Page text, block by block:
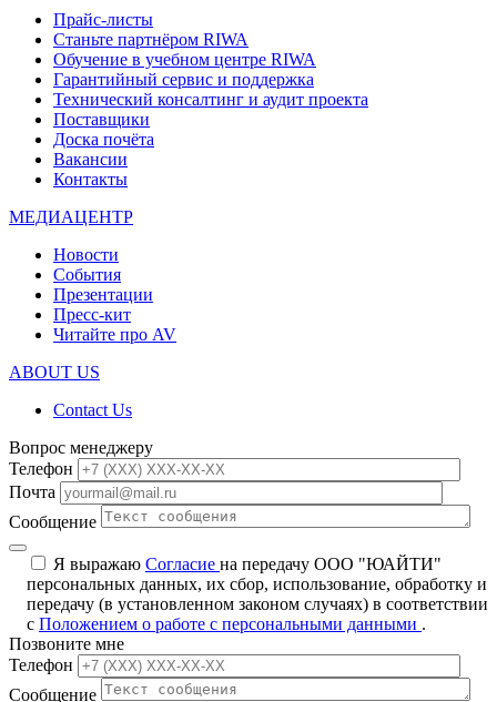
Прайс-листы
Станьте партнёром RIWA
Обучение в учебном центре RIWA
Гарантийный сервис и поддержка
Технический консалтинг и аудит проекта
Поставщики
Доска почёта
Вакансии
Контакты
МЕДИАЦЕНТР
Новости
События
Презентации
Пресс-кит
Читайте про AV
ABOUT US
Contact Us
Вопрос менеджеру
Телефон
Почта
Сообщение
Я выражаю Согласие на передачу ООО "ЮАЙТИ"
персональных данных, их сбор, использование, обработку и
передачу (в установленном законом случаях) в соответствии
с Положением о работе с персональными данными .
Позвоните мне
Телефон
Сообщение